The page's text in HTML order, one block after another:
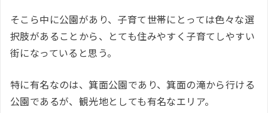
そこら中に公園があり、子育て世帯にとっては色々な選
択肢があることから、とても住みやすく子育てしやすい
街になっていると思う。
特に有名なのは、箕面公園であり、箕面の滝から行ける
公園であるが、観光地としても有名なエリア。